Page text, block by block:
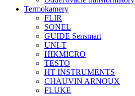
Termokamery
FLIR
SONEL
GUIDE Sensmart
UNI-T
HIKMICRO
TESTO
HT INSTRUMENTS
CHAUVIN ARNOUX
FLUKE